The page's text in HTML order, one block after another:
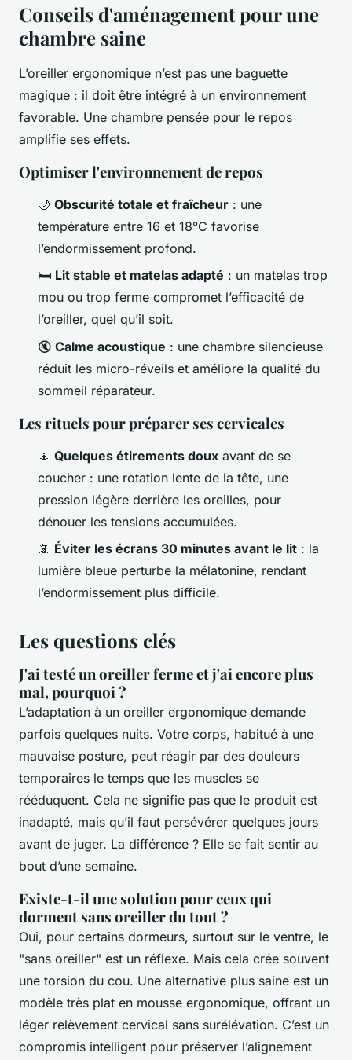
Conseils d'aménagement pour une
chambre saine
L’oreiller ergonomique n’est pas une baguette
magique : il doit être intégré à un environnement
favorable. Une chambre pensée pour le repos
amplifie ses effets.
Optimiser l'environnement de repos
🌙 Obscurité totale et fraîcheur : une
température entre 16 et 18°C favorise
l’endormissement profond.
🛏️ Lit stable et matelas adapté : un matelas trop
mou ou trop ferme compromet l’efficacité de
l’oreiller, quel qu’il soit.
🔇 Calme acoustique : une chambre silencieuse
réduit les micro-réveils et améliore la qualité du
sommeil réparateur.
Les rituels pour préparer ses cervicales
🧘 Quelques étirements doux avant de se
coucher : une rotation lente de la tête, une
pression légère derrière les oreilles, pour
dénouer les tensions accumulées.
📵 Éviter les écrans 30 minutes avant le lit : la
lumière bleue perturbe la mélatonine, rendant
l’endormissement plus difficile.
Les questions clés
J'ai testé un oreiller ferme et j'ai encore plus
mal, pourquoi ?
L’adaptation à un oreiller ergonomique demande
parfois quelques nuits. Votre corps, habitué à une
mauvaise posture, peut réagir par des douleurs
temporaires le temps que les muscles se
rééduquent. Cela ne signifie pas que le produit est
inadapté, mais qu’il faut persévérer quelques jours
avant de juger. La différence ? Elle se fait sentir au
bout d’une semaine.
Existe-t-il une solution pour ceux qui
dorment sans oreiller du tout ?
Oui, pour certains dormeurs, surtout sur le ventre, le
"sans oreiller" est un réflexe. Mais cela crée souvent
une torsion du cou. Une alternative plus saine est un
modèle très plat en mousse ergonomique, offrant un
léger relèvement cervical sans surélévation. C’est un
compromis intelligent pour préserver l’alignement